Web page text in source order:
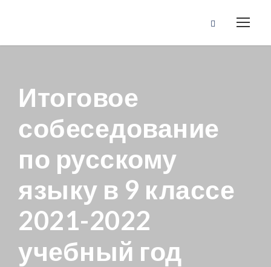
Итоговое
собеседование
по русскому
языку в 9 классе
2021-2022
учебный год